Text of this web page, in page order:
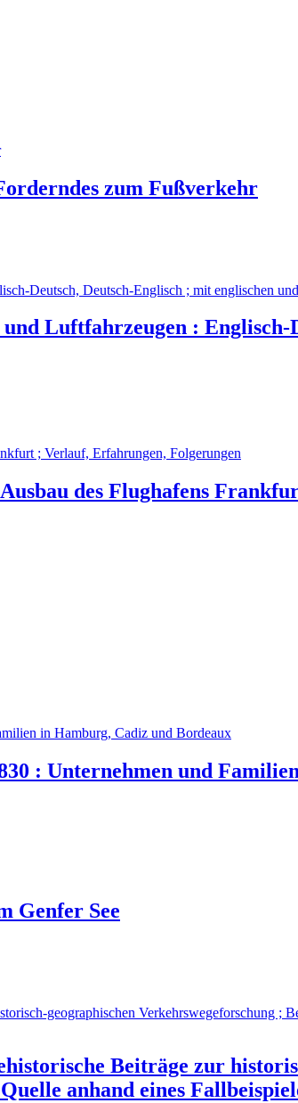
zum Fußverkehr
Luftfahrzeugen : Englisch-
des Flughafens
: Unternehmen und
Genfer See
Beiträge zur
anhand eines